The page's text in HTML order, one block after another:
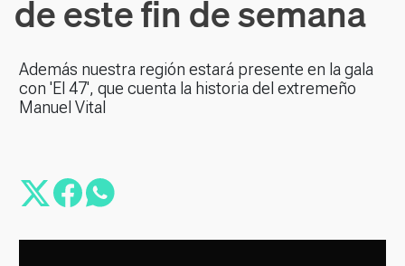
de este fin de semana
Además nuestra región estará presente en la gala
con 'El 47', que cuenta la historia del extremeño
Manuel Vital